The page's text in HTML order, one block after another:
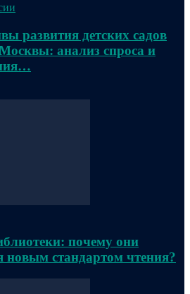
развития детских садов
анализ спроса и
почему они
новым стандартом чтения?